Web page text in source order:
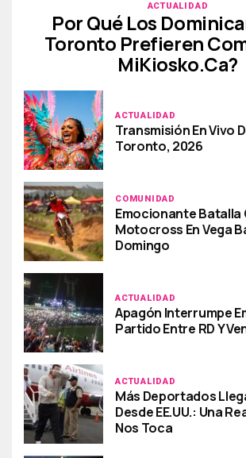
ACTUALIDAD
Por Qué Los
Toronto Prefieren
MiKiosko.ca?
ACTUALIDAD
Transmisión En Vivo
Toronto, 2026
COMUNIDAD
Emocionante Batalla
Motocross En Vega
Domingo
ACTUALIDAD
Apagón Interrumpe
Partido Entre RD Y
ACTUALIDAD
Más Deportados
Desde EE.UU.: Una
Nos Toca